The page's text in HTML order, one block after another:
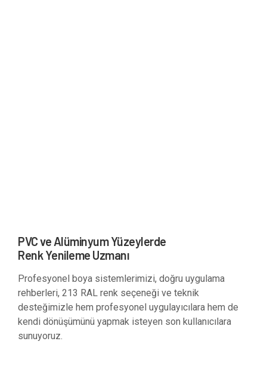
PVC ve Alüminyum Yüzeylerde
Renk Yenileme Uzmanı
Profesyonel boya sistemlerimizi, doğru uygulama
rehberleri, 213 RAL renk seçeneği ve teknik
desteğimizle hem profesyonel uygulayıcılara hem de
kendi dönüşümünü yapmak isteyen son kullanıcılara
sunuyoruz.